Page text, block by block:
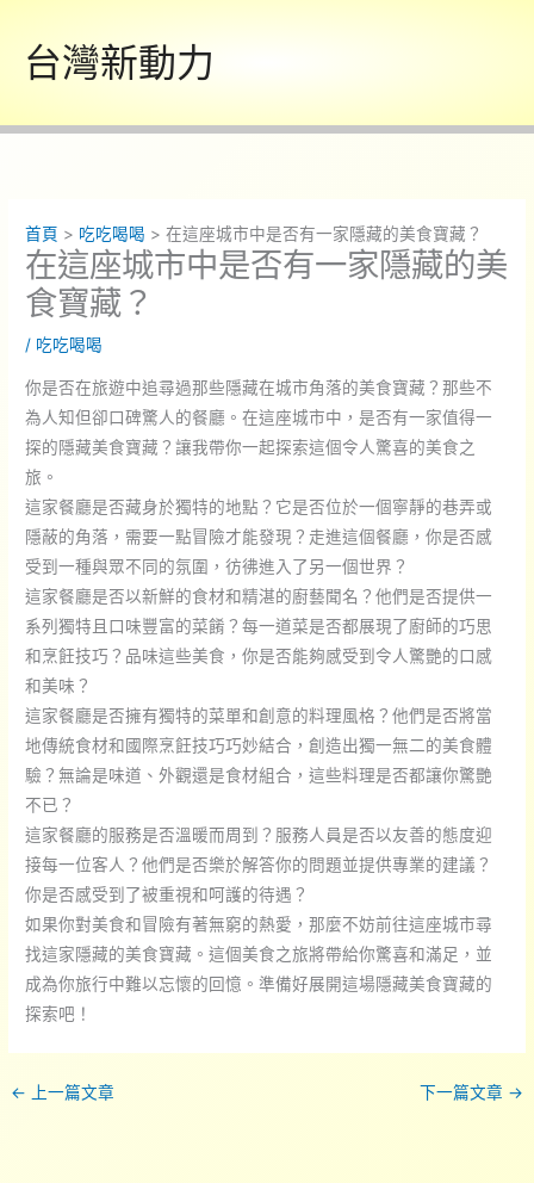
內
台灣新動力
首頁 吃吃喝喝 在這座城市中是否有一家隱藏的美食寶藏？
在這座城市中是否有一家隱藏的美
食寶藏？
/ 吃吃喝喝
你是否在旅遊中追尋過那些隱藏在城市角落的美食寶藏？那些不
為人知但卻口碑驚人的餐廳。在這座城市中，是否有一家值得一
探的隱藏美食寶藏？讓我帶你一起探索這個令人驚喜的美食之
旅。
這家餐廳是否藏身於獨特的地點？它是否位於一個寧靜的巷弄或
隱蔽的角落，需要一點冒險才能發現？走進這個餐廳，你是否感
受到一種與眾不同的氛圍，彷彿進入了另一個世界？
這家餐廳是否以新鮮的食材和精湛的廚藝聞名？他們是否提供一
系列獨特且口味豐富的菜餚？每一道菜是否都展現了廚師的巧思
和烹飪技巧？品味這些美食，你是否能夠感受到令人驚艷的口感
和美味？
這家餐廳是否擁有獨特的菜單和創意的料理風格？他們是否將當
地傳統食材和國際烹飪技巧巧妙結合，創造出獨一無二的美食體
驗？無論是味道、外觀還是食材組合，這些料理是否都讓你驚艷
不已？
這家餐廳的服務是否溫暖而周到？服務人員是否以友善的態度迎
接每一位客人？他們是否樂於解答你的問題並提供專業的建議？
你是否感受到了被重視和呵護的待遇？
如果你對美食和冒險有著無窮的熱愛，那麼不妨前往這座城市尋
找這家隱藏的美食寶藏。這個美食之旅將帶給你驚喜和滿足，並
成為你旅行中難以忘懷的回憶。準備好展開這場隱藏美食寶藏的
探索吧！
← 上一篇文章 下一篇文章 →